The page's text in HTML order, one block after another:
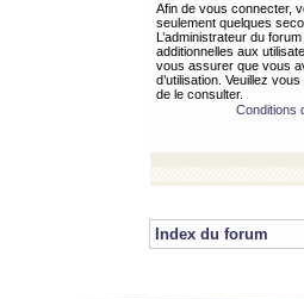
Afin de vous connecter,
seulement quelques
L’administrateur du
additionnelles aux
vous assurer que vous
d’utilisation. Veuillez
de le consulter.
Conditions
Index du forum